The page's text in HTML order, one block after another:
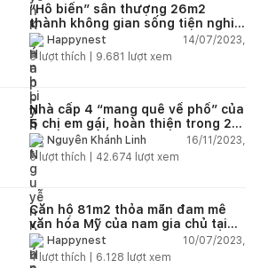
“Hô biến” sân thượng 26m2
thành không gian sống tiện nghi
với chi phí hoàn thiện 150 triệu
đồng
Happynest
14/07/2023,
5lượt thích | 9.681 lượt xem
Nhà cấp 4 “mang quê về phố” của
5 chị em gái, hoàn thiện trong 20
ngày với tổng chi phí 102 triệu
đồng
Nguyễn Khánh Linh
16/11/2023,
5lượt thích | 42.674 lượt xem
Căn hộ 81m2 thỏa mãn đam mê
văn hóa Mỹ của nam gia chủ tại
Hà Nội có chi phí hoàn thiện 800
triệu đồng
Happynest
10/07/2023,
4lượt thích | 6.128 lượt xem